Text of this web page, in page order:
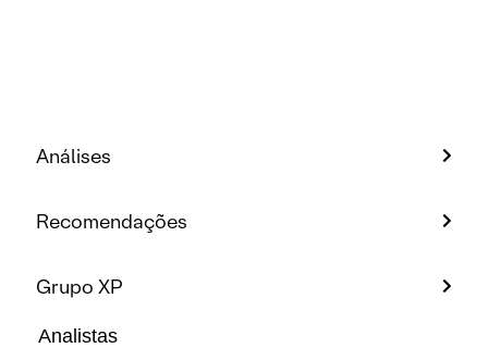
Análises
Recomendações
Grupo XP
Analistas